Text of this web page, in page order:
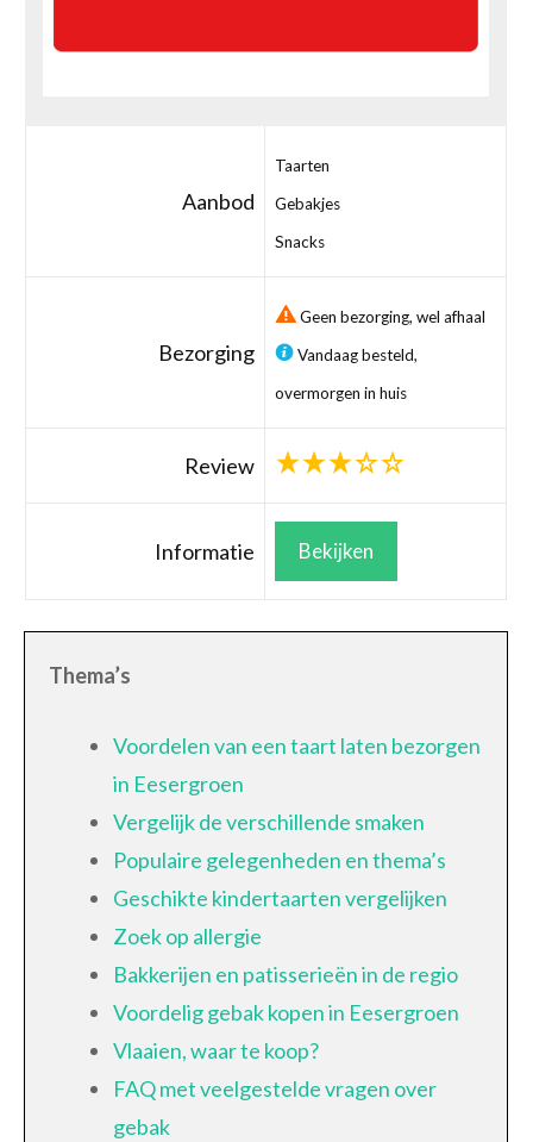
Aanbod
Taarten
Gebakjes
Snacks
Bezorging
Geen bezorging, wel afhaal
Vandaag besteld,
overmorgen in huis
Review
Informatie Bekijken
Thema’s
Voordelen van een taart laten bezorgen
in Eesergroen
Vergelijk de verschillende smaken
Populaire gelegenheden en thema’s
Geschikte kindertaarten vergelijken
Zoek op allergie
Bakkerijen en patisserieën in de regio
Voordelig gebak kopen in Eesergroen
Vlaaien, waar te koop?
FAQ met veelgestelde vragen over
gebak